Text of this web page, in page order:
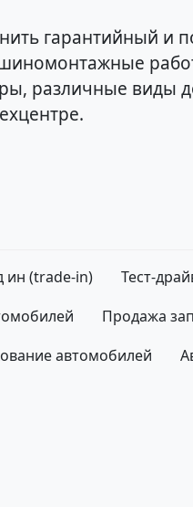
гарантийный и
различные
ин (trade-in) Тест-
Продажа
автомобилей